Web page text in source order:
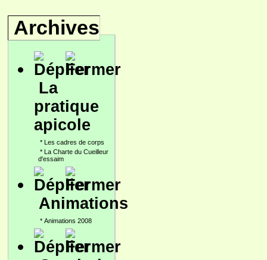
Archives
La
pratique
apicole
* Les cadres de corps
* La Charte du Cueilleur
d'essaim
Animations
* Animations 2008